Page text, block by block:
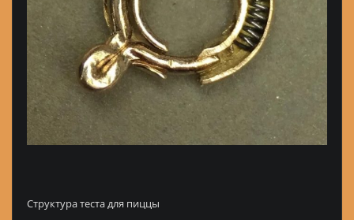
Структура теста для пиццы